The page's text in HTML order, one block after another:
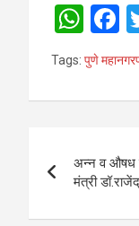
W
h
at
s
p
p
F
b
o
k
Tags: पुणे
अन्न व औषध
मंत्री